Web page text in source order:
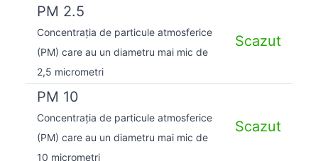
PM 2.5
Concentrația de particule atmosferice
(PM) care au un diametru mai mic de
2,5 micrometri
Scazut
PM 10
Concentrația de particule atmosferice
(PM) care au un diametru mai mic de
10 micrometri
Scazut